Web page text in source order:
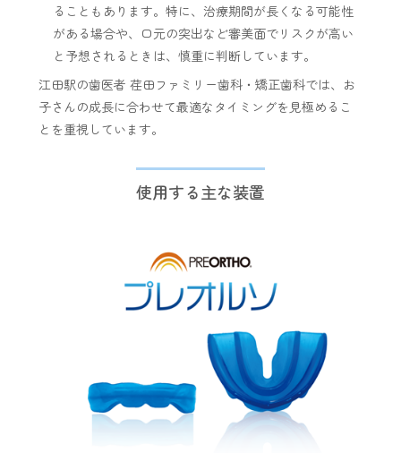
ることもあります。特に、治療期間が長くなる可能性
がある場合や、口元の突出など審美面でリスクが高い
と予想されるときは、慎重に判断しています。
江田駅の歯医者 荏田ファミリー歯科・矯正歯科では、お
子さんの成長に合わせて最適なタイミングを見極めるこ
とを重視しています。
使用する主な装置